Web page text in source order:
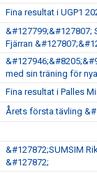
Fina resultat i UGP1
Fjärran
med sin träning för
Fina resultat i Palles
Årets första tävling
&#127872;SUMSIM
&#127872;